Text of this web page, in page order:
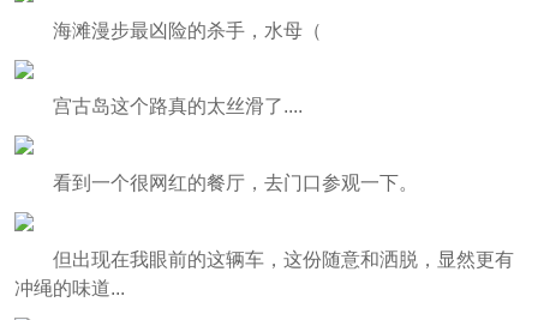
海滩漫步最凶险的杀手，水母（
宫古岛这个路真的太丝滑了....
看到一个很网红的餐厅，去门口参观一下。
但出现在我眼前的这辆车，这份随意和洒脱，显然更有
冲绳的味道...